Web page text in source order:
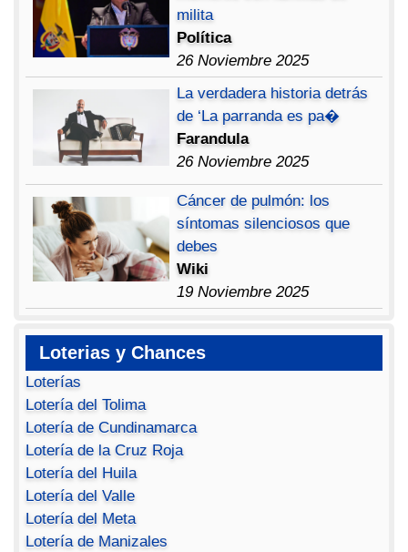
milita
Política
26 Noviembre 2025
La verdadera historia detrás
de ‘La parranda es pa�
Farandula
26 Noviembre 2025
Cáncer de pulmón: los
síntomas silenciosos que
debes
Wiki
19 Noviembre 2025
Loterias y Chances
Loterías
Lotería del Tolima
Lotería de Cundinamarca
Lotería de la Cruz Roja
Lotería del Huila
Lotería del Valle
Lotería del Meta
Lotería de Manizales